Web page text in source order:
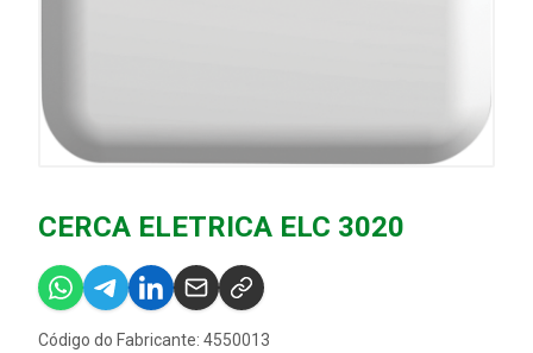
CERCA ELETRICA ELC 3020
Código do Fabricante: 4550013